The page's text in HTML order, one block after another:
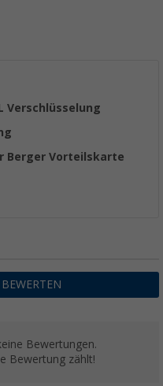
Verschlüsselung
Berger Vorteilskarte
Bewertungen.
Bewertung zählt!